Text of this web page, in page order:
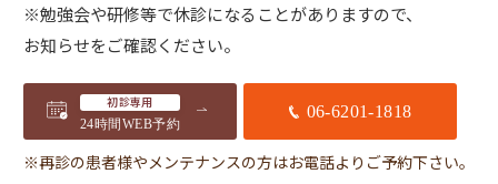
※勉強会や研修等で休診になることがありますので、
お知らせをご確認ください。
初診専用
24時間WEB予約
06-6201-1818
※再診の患者様やメンテナンスの方はお電話よりご予約下さい。